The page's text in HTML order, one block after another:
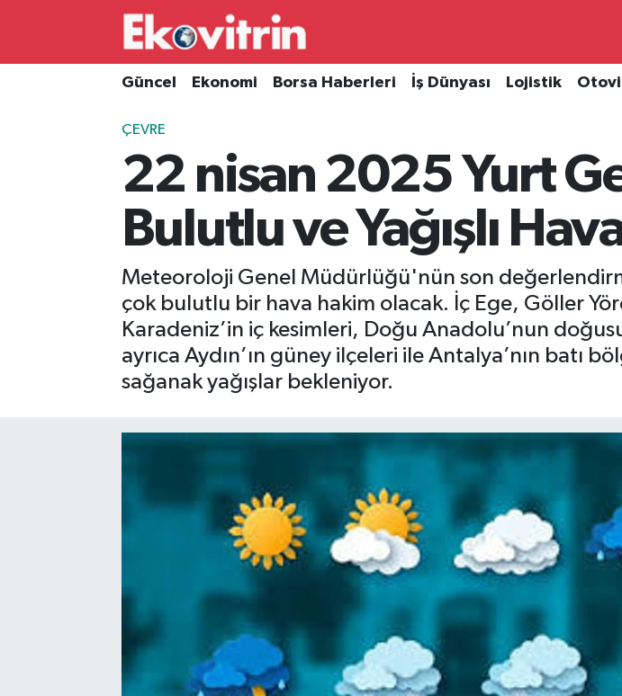
Güncel Ekonomi Borsa Haberleri İş Dünyası Lojistik
ÇEVRE
22 nisan 2025 Yurt
Bulutlu ve Yağışlı
Meteoroloji Genel Müdürlüğü'nün son
çok bulutlu bir hava hakim olacak. İç Ege, Göller
Karadeniz’in iç kesimleri, Doğu Anadolu’nun
ayrıca Aydın’ın güney ilçeleri ile Antalya’nın batı
sağanak yağışlar bekleniyor.
Güncel
Borsa Haberleri
Gayrimenkul
Hava Durumu
Süper Lig Puan Durumu ve Fikstür
Tüm Manşetler
Son Dakika Haberleri
Haber Arşivi